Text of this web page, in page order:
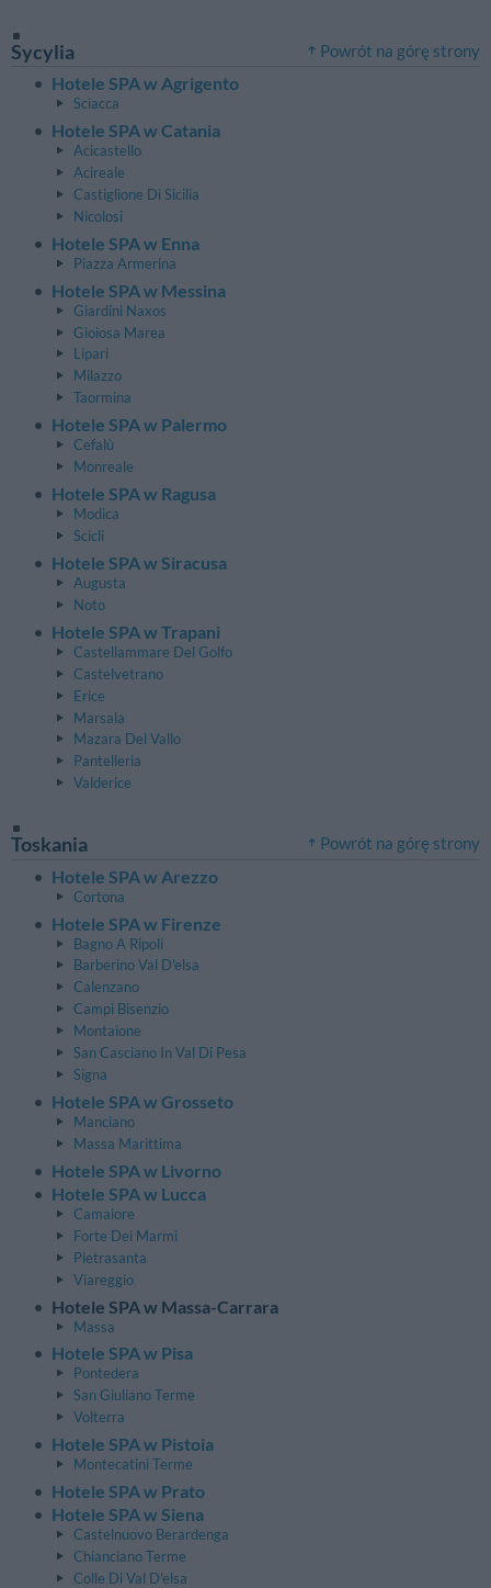
Sycylia Powrót na górę strony
Hotele SPA w Agrigento
Sciacca
Hotele SPA w Catania
Acicastello
Acireale
Castiglione Di Sicilia
Nicolosi
Hotele SPA w Enna
Piazza Armerina
Hotele SPA w Messina
Giardini Naxos
Gioiosa Marea
Lipari
Milazzo
Taormina
Hotele SPA w Palermo
Cefalù
Monreale
Hotele SPA w Ragusa
Modica
Scicli
Hotele SPA w Siracusa
Augusta
Noto
Hotele SPA w Trapani
Castellammare Del Golfo
Castelvetrano
Erice
Marsala
Mazara Del Vallo
Pantelleria
Valderice
Toskania Powrót na górę strony
Hotele SPA w Arezzo
Cortona
Hotele SPA w Firenze
Bagno A Ripoli
Barberino Val D'elsa
Calenzano
Campi Bisenzio
Montaione
San Casciano In Val Di Pesa
Signa
Hotele SPA w Grosseto
Manciano
Massa Marittima
Hotele SPA w Livorno
Hotele SPA w Lucca
Camaiore
Forte Dei Marmi
Pietrasanta
Viareggio
Hotele SPA w Massa-Carrara
Massa
Hotele SPA w Pisa
Pontedera
San Giuliano Terme
Volterra
Hotele SPA w Pistoia
Montecatini Terme
Hotele SPA w Prato
Hotele SPA w Siena
Castelnuovo Berardenga
Chianciano Terme
Colle Di Val D'elsa